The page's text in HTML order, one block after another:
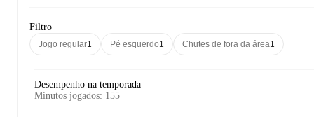
Filtro
Jogo regular1 Pé esquerdo1 Chutes de fora da área1
Desempenho na temporada
Minutos jogados: 155